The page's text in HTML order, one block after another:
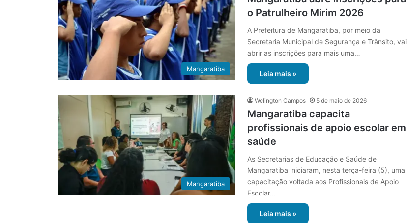
Mangaratiba
o Patrulheiro Mirim 2026
A Prefeitura de Mangaratiba, por meio da
Secretaria Municipal de Segurança e Trânsito, vai
abrir as inscrições para mais uma…
Leia mais »
Mangaratiba
Welington Campos 5 de maio de 2026
Mangaratiba capacita
profissionais de apoio escolar em
saúde
As Secretarias de Educação e Saúde de
Mangaratiba iniciaram, nesta terça-feira (5), uma
capacitação voltada aos Profissionais de Apoio
Escolar…
Leia mais »